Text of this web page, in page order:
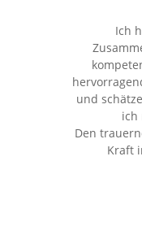
Ich
und
ich
Den
Kraft